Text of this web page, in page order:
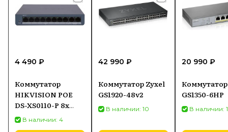
4 490 ₽
Коммутатор
HIKVISION POE
DS-XS0110-P 8x
POE + 2x UPLINK
10/100 Мбит/с
В наличии: 4
42 990 ₽
Коммутатор Zyxel
GS1920-48v2
В наличии: 10
20 990 ₽
GS1350-6HP
В наличии: